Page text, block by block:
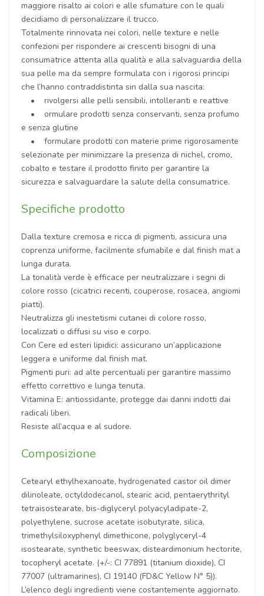
maggiore risalto ai colori e alle sfumature con le quali
decidiamo di personalizzare il trucco.
Totalmente rinnovata nei colori, nelle texture e nelle
confezioni per rispondere ai crescenti bisogni di una
consumatrice attenta alla qualità e alla salvaguardia della
sua pelle ma da sempre formulata con i rigorosi principi
che l’hanno contraddistinta sin dalla sua nascita:
• rivolgersi alle pelli sensibili, intolleranti e reattive
• ormulare prodotti senza conservanti, senza profumo
e senza glutine
• formulare prodotti con materie prime rigorosamente
selezionate per minimizzare la presenza di nichel, cromo,
cobalto e testare il prodotto finito per garantire la
sicurezza e salvaguardare la salute della consumatrice.
Specifiche prodotto
Dalla texture cremosa e ricca di pigmenti, assicura una
coprenza uniforme, facilmente sfumabile e dal finish mat a
lunga durata.
La tonalità verde è efficace per neutralizzare i segni di
colore rosso (cicatrici recenti, couperose, rosacea, angiomi
piatti).
Neutralizza gli inestetismi cutanei di colore rosso,
localizzati o diffusi su viso e corpo.
Con Cere ed esteri lipidici: assicurano un’applicazione
leggera e uniforme dal finish mat.
Pigmenti puri: ad alte percentuali per garantire massimo
effetto correttivo e lunga tenuta.
Vitamina E: antiossidante, protegge dai danni indotti dai
radicali liberi.
Resiste all’acqua e al sudore.
Composizione
Cetearyl ethylhexanoate, hydrogenated castor oil dimer
dilinoleate, octyldodecanol, stearic acid, pentaerythrityl
tetraisostearate, bis-diglyceryl polyacyladipate-2,
polyethylene, sucrose acetate isobutyrate, silica,
trimethylsiloxyphenyl dimethicone, polyglyceryl-4
isostearate, synthetic beeswax, disteardimonium hectorite,
tocopheryl acetate. (+/-: CI 77891 (titanium dioxide), CI
77007 (ultramarines), CI 19140 (FD&C Yellow N° 5)).
L’elenco degli ingredienti viene costantemente aggiornato.